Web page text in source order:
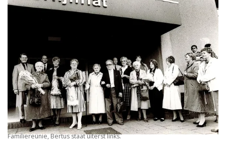
Familiereünie, Bertus staat uiterst links.